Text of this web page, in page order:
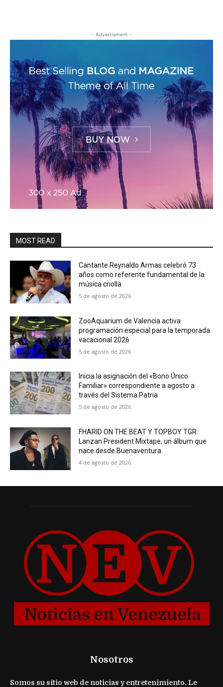
- Advertisment -
MOST READ
Cantante Reynaldo Armas celebró 73
años como referente fundamental de la
música criolla
5 de agosto de 2026
ZooAquarium de Valencia activa
programación especial para la temporada
vacacional 2026
5 de agosto de 2026
Inicia la asignación del «Bono Único
Familiar» correspondiente a agosto a
través del Sistema Patria
5 de agosto de 2026
FHARID ON THE BEAT Y TOPBOY TGR:
Lanzan President Mixtape, un álbum que
nace desde Buenaventura
4 de agosto de 2026
Nosotros
Somos su sitio web de noticias y entretenimiento. Le